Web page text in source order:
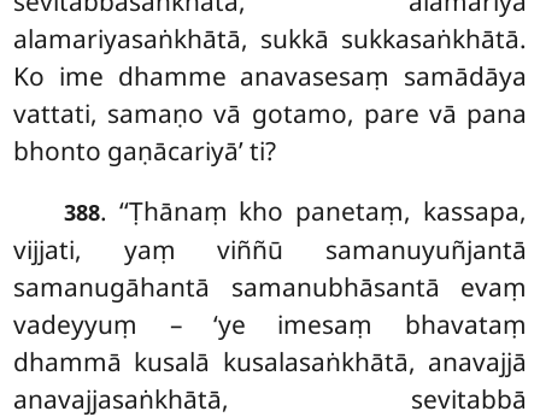
alamariyasaṅkhātā, sukkā sukkasaṅkhātā.
Ko ime dhamme anavasesaṃ samādāya
vattati, samaṇo vā gotamo, pare vā pana
bhonto gaṇācariyā’ ti?
388. ‘‘Ṭhānaṃ kho panetaṃ, kassapa,
vijjati, yaṃ viññū samanuyuñjantā
samanugāhantā samanubhāsantā evaṃ
vadeyyuṃ – ‘ye imesaṃ bhavataṃ
dhammā kusalā kusalasaṅkhātā, anavajjā
anavajjasaṅkhātā, sevitabbā